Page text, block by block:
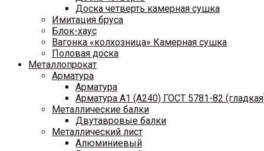
Доска четверть камерная сушка
Имитация бруса
Блок-хаус
Вагонка «колхозница» Камерная сушка
Половая доска
Металлопрокат
Арматура
Арматура
Арматура A1 (A240) ГОСТ 5781-82
Металлические балки
Двутавровые балки
Металлический лист
Алюминиевый